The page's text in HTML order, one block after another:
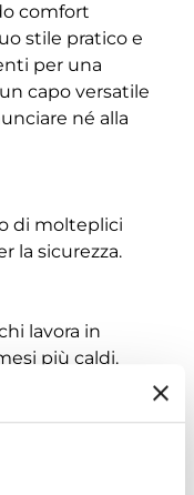
comfort
stile pratico e
per una
capo versatile
né alla
di molteplici
la sicurezza.
lavora in
più caldi.